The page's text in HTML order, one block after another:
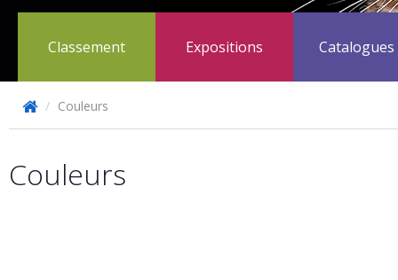
Classement Expositions Catalogues
/ Couleurs
Couleurs